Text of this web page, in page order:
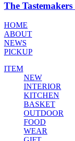
The
HOME
ABOUT
NEWS
PICKUP
ITEM
NEW
INTERIOR
KITCHEN
BASKET
OUTDOOR
FOOD
WEAR